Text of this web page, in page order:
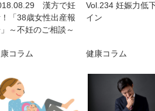
漢方で妊
「38歳女性出産報
～不妊のご相談～
Vol.234 妊娠力低
イン
コラム 健康コラム